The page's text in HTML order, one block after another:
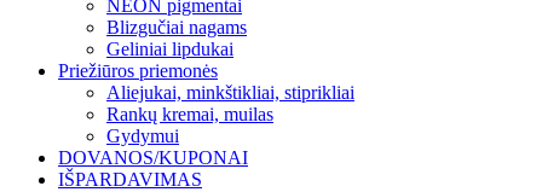
NEON pigmentai
Blizgučiai nagams
Geliniai lipdukai
Priežiūros priemonės
Aliejukai, minkštikliai, stiprikliai
Rankų kremai, muilas
Gydymui
DOVANOS/KUPONAI
IŠPARDAVIMAS